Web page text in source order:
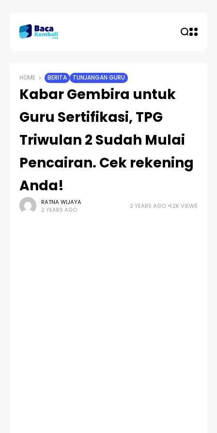
HOME BERITA TUNJANGAN GURU
Kabar Gembira untuk
Guru Sertifikasi, TPG
Triwulan 2 Sudah Mulai
Pencairan. Cek rekening
Anda!
RATNA WIJAYA
2 YEARS AGO
2 YEARS AGO 1.2K VIEWS